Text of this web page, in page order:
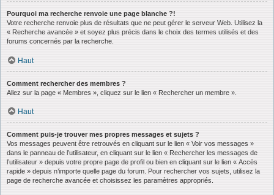
Pourquoi ma recherche renvoie une page blanche ?!
Votre recherche renvoie plus de résultats que ne peut gérer le serveur Web. Utilisez la
« Recherche avancée » et soyez plus précis dans le choix des termes utilisés et des
forums concernés par la recherche.
Haut
Comment rechercher des membres ?
Allez sur la page « Membres », cliquez sur le lien « Rechercher un membre ».
Haut
Comment puis-je trouver mes propres messages et sujets ?
Vos messages peuvent être retrouvés en cliquant sur le lien « Voir vos messages »
dans le panneau de l’utilisateur, en cliquant sur le lien « Rechercher les messages de
l’utilisateur » depuis votre propre page de profil ou bien en cliquant sur le lien « Accès
rapide » depuis n’importe quelle page du forum. Pour rechercher vos sujets, utilisez la
page de recherche avancée et choisissez les paramètres appropriés.